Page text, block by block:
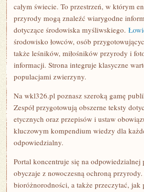
całym świecie. To przestrzeń, w którym
przyrody mogą znaleźć wiarygodne
dotyczące środowiska myśliwskiego.
środowisko łowców, osób
także leśników, miłośników przyrody i
informacji. Strona integruje klasyczne
populacjami zwierzyny.
Na wkl326.pl poznasz szeroką gamę
Zespół przygotowują obszerne teksty
etycznych oraz przepisów i ustaw
kluczowym kompendium wiedzy dla
odpowiedzialny.
Portal koncentruje się na
obyczaje z nowoczesną ochroną
bioróżnorodności, a także przeczytać, jak